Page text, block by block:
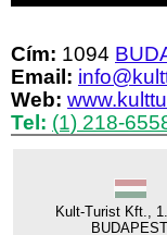
Cím: 1094
Email:
Web:
Tel: (1) 218-
Kult-Turist Kft.,
BUDAPEST